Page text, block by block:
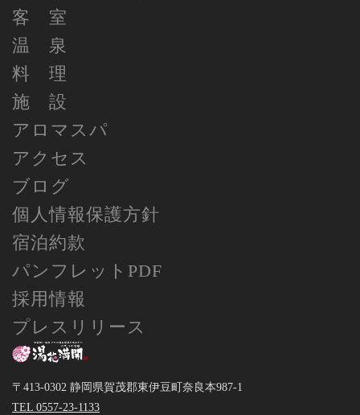
客 室
温 泉
料 理
施 設
アロマスパ
アクセス
ブログ
個人情報保護方針
宿泊約款
パンフレットPDF
採用情報
プレスリリース
〒413-0302 静岡県賀茂郡東伊豆町奈良本987-1
TEL 0557-23-1133